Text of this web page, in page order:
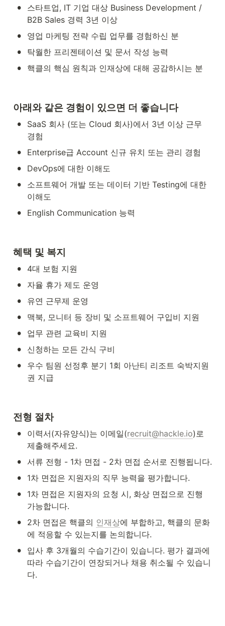
•
스타트업, IT 기업 대상 Business Development /
B2B Sales 경력 3년 이상
• 영업 마케팅 전략 수립 업무를 경험하신 분
• 탁월한 프리젠테이션 및 문서 작성 능력
• 핵클의 핵심 원칙과 인재상에 대해 공감하시는 분
아래와 같은 경험이 있으면 더 좋습니다
•
SaaS 회사 (또는 Cloud 회사)에서 3년 이상 근무
경험
• Enterprise급 Account 신규 유치 또는 관리 경험
• DevOps에 대한 이해도
•
소프트웨어 개발 또는 데이터 기반 Testing에 대한
이해도
• English Communication 능력
혜택 및 복지
• 4대 보험 지원
• 자율 휴가 제도 운영
• 유연 근무제 운영
• 맥북, 모니터 등 장비 및 소프트웨어 구입비 지원
• 업무 관련 교육비 지원
• 신청하는 모든 간식 구비
•
우수 팀원 선정후 분기 1회 아난티 리조트 숙박지원
권 지급
전형 절차
• 이력서(자유양식)는 이메일(recruit@hackle.io)로
제출해주세요.
• 서류 전형 - 1차 면접 - 2차 면접 순서로 진행됩니다.
• 1차 면접은 지원자의 직무 능력을 평가합니다.
•
1차 면접은 지원자의 요청 시, 화상 면접으로 진행
가능합니다.
• 2차 면접은 핵클의 인재상에 부합하고, 핵클의 문화
에 적응할 수 있는지를 논의합니다.
•
입사 후 3개월의 수습기간이 있습니다. 평가 결과에
따라 수습기간이 연장되거나 채용 취소될 수 있습니
다.